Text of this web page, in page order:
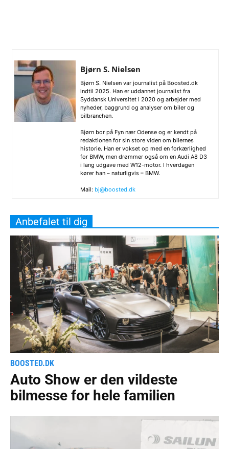
Bjørn S. Nielsen
Bjørn S. Nielsen var journalist på Boosted.dk
indtil 2025. Han er uddannet journalist fra
Syddansk Universitet i 2020 og arbejder med
nyheder, baggrund og analyser om biler og
bilbranchen.
Bjørn bor på Fyn nær Odense og er kendt på
redaktionen for sin store viden om bilernes
historie. Han er vokset op med en forkærlighed
for BMW, men drømmer også om en Audi A8 D3
i lang udgave med W12-motor. I hverdagen
kører han – naturligvis – BMW.
Mail: bj@boosted.dk